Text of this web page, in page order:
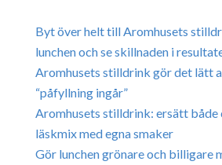
Byt över helt till Aromhusets
lunchen och se skillnaden i
Aromhusets stilldrink gör det lätt
“påfyllning ingår”
Aromhusets stilldrink: ersätt både
läskmix med egna smaker
Gör lunchen grönare och billigare